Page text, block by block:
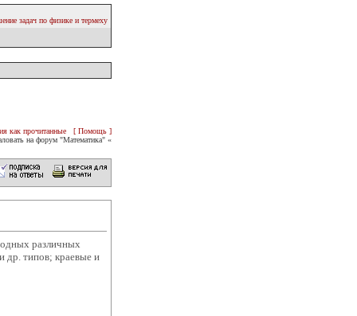
задач по физике и термеху
как прочитанные
[ Помощь ]
на форум "Математика" «
различных
др. типов; краевые и